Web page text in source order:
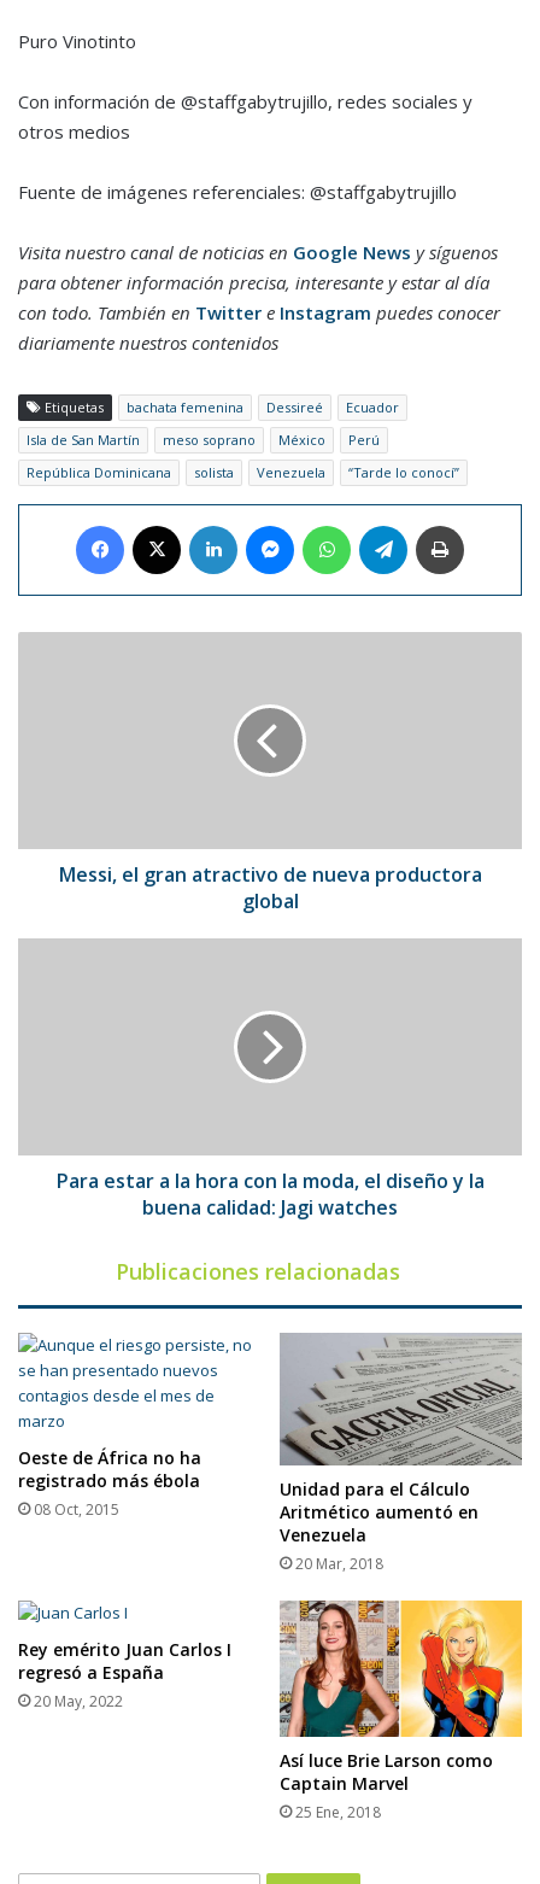
Puro Vinotinto
Con información de @staffgabytrujillo, redes sociales y
otros medios
Fuente de imágenes referenciales: @staffgabytrujillo
Visita nuestro canal de noticias en Google News y síguenos
para obtener información precisa, interesante y estar al día
con todo. También en Twitter e Instagram puedes conocer
diariamente nuestros contenidos
Etiquetas bachata femenina Dessireé
Ecuador
Isla de San Martín
meso soprano México
Perú
República Dominicana
solista Venezuela “Tarde lo conocí”
Facebook LinkedIn MessengerWhatsAppTelegram
Messi, el gran atractivo de nueva productora
global
el
diseño
Jagi
watches
Para estar a la hora con la moda, el diseño y la
buena calidad: Jagi watches
Publicaciones relacionadas
Oeste de África no ha
registrado más ébola
08 Oct, 2015
Unidad para el Cálculo
Aritmético aumentó en
Venezuela
20 Mar, 2018
Rey emérito Juan Carlos I
regresó a España
20 May, 2022
Así luce Brie Larson como
Captain Marvel
25 Ene, 2018